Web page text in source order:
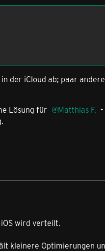
der iCloud ab; paar
Lösung für
Matthias F. -
wird verteilt.
kleinere Optimierungen